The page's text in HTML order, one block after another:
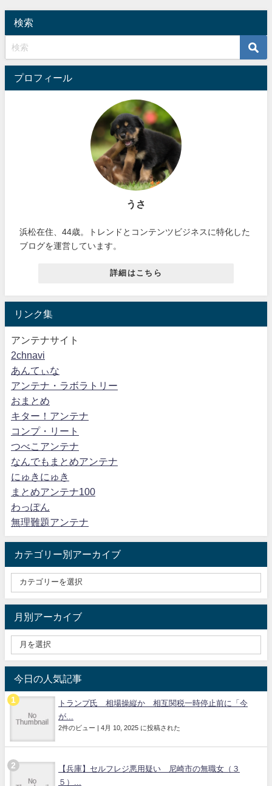
検索
プロフィール
うさ
浜松在住、44歳。トレンドとコンテンツビジネスに特化した
ブログを運営しています。
詳細はこちら
リンク集
アンテナサイト
2chnavi
あんてぃな
アンテナ・ラボラトリー
おまとめ
キター！アンテナ
コンプ・リート
つべこアンテナ
なんでもまとめアンテナ
にゅきにゅき
まとめアンテナ100
わっぽん
無理難題アンテナ
カテゴリー別アーカイブ
月別アーカイブ
今日の人気記事
トランプ氏 相場操縦か 相互関税一時停止前に「今
が...
2件のビュー 4月 10, 2025 に投稿された
【兵庫】セルフレジ悪用疑い 尼崎市の無職女（３
５）...